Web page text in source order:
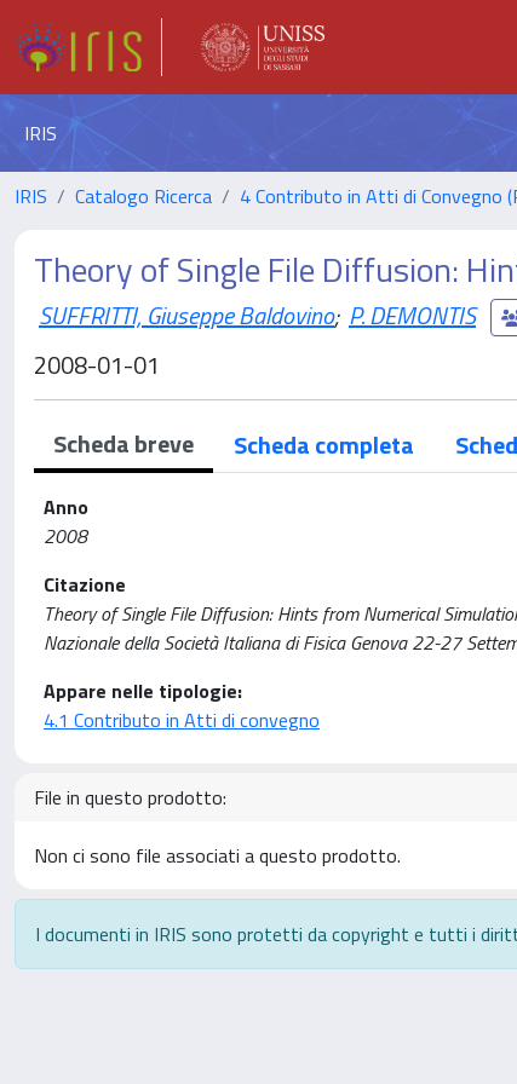
IRIS
IRIS Catalogo Ricerca 4 Contributo in Atti di Convegno
Theory of Single File Diffusion:
SUFFRITTI, Giuseppe Baldovino; P. DEMONTIS
2008-01-01
Scheda breve Scheda completa
Anno
2008
Citazione
Theory of Single File Diffusion: Hints from Numerical
Nazionale della Società Italiana di Fisica Genova 22-27
Appare nelle tipologie:
4.1 Contributo in Atti di convegno
File in questo prodotto:
Non ci sono file associati a questo prodotto.
I documenti in IRIS sono protetti da copyright e tutti i